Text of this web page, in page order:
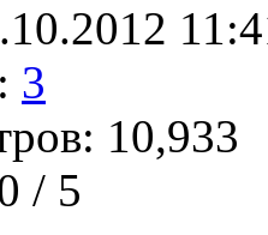
3
10,933
/ 5